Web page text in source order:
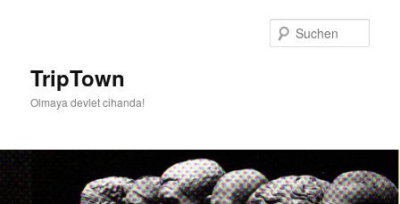
TripTown
Olmaya devlet cihanda!